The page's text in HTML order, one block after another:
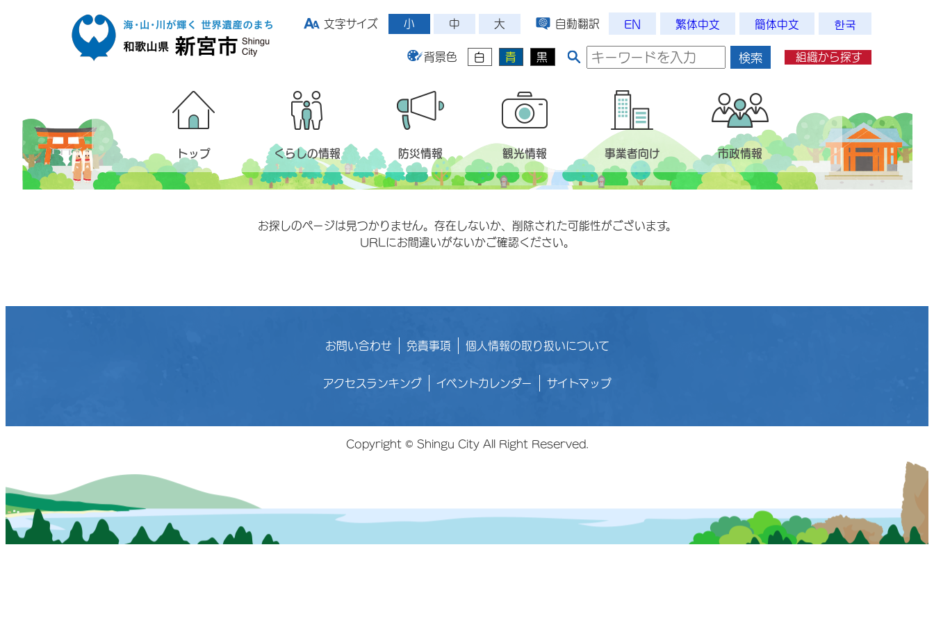
文字サイズ
小 中 大 自動翻訳 EN 繁体中文 簡体中文 한국
背景色 白 青 黒 検索 組織から探す
トップ くらしの情報 防災情報 観光情報 事業者向け 市政情報
お探しのページは見つかりません。存在しないか、削除された可能性がございます。
URLにお間違いがないかご確認ください。
お問い合わせ 免責事項 個人情報の取り扱いについて
アクセスランキング イベントカレンダー サイトマップ
Copyright © Shingu City All Right Reserved.